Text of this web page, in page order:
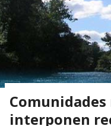
interponen